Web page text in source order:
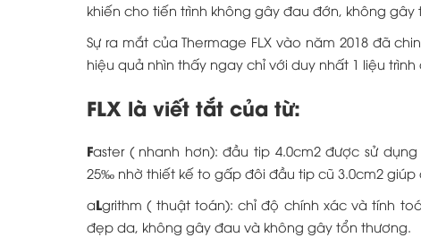
khiến cho tiến trình không gây đau đớn, không
Sự ra mắt của Thermage FLX vào năm 2018 đã
hiệu quả nhìn thấy ngay chỉ với duy nhất 1 liệu trình
FLX là viết tắt của từ:
Faster ( nhanh hơn): đầu tip 4.0cm2 được sử
25‰ nhờ thiết kế to gấp đôi đầu tip cũ 3.0cm2 giúp
aLgrithm ( thuật toán): chỉ độ chính xác và tính
đẹp da, không gây đau và không gây tổn thương.